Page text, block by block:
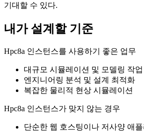
기대할 수 있다.
내가 설계할 기준
Hpc8a 인스턴스를 사용하기 좋은 업무
대규모 시뮬레이션 및 모델링 작업
엔지니어링 분석 및 설계 최적화
복잡한 물리적 현상 시뮬레이션
Hpc8a 인스턴스가 맞지 않는 경우
단순한 웹 호스팅이나 저사양 애